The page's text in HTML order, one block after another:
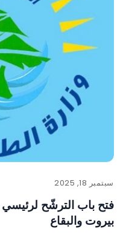
سبتمبر 18, 2025
فتح باب الترشّح
بيروت والبقاع